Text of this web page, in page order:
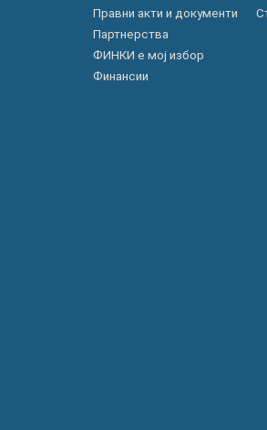
Правни акти и документи
Партнерства
ФИНКИ е мој избор
Финансии